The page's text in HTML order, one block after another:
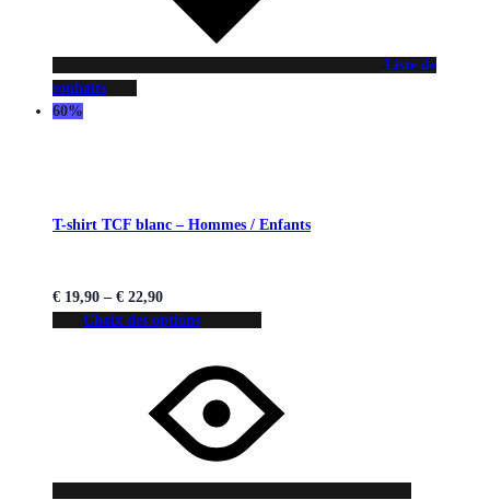
Liste de
souhaits
60%
T-shirt TCF blanc – Hommes / Enfants
€ 19,90 – € 22,90
Choix des options